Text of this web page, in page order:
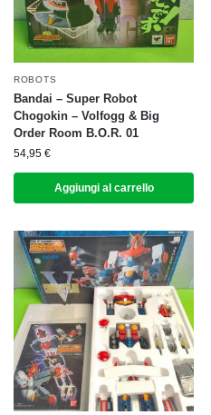
ROBOTS
Bandai – Super Robot
Chogokin – Volfogg & Big
Order Room B.O.R. 01
54,95 €
Aggiungi al carrello